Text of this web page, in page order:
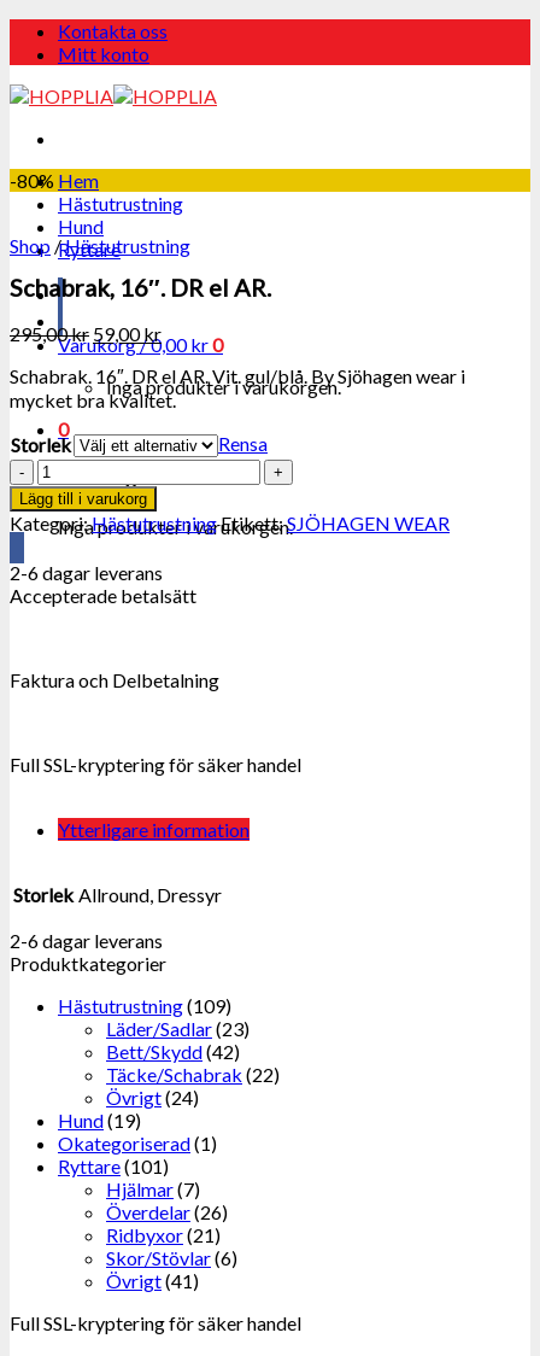
Skip
Kontakta oss
Mitt konto
Hem
Hästutrustning
Hund
Ryttare
Varukorg /0,00kr0
Inga produkter i varukorgen.
0
Inga produkter i varukorgen.
-80%
Shop /Hästutrustning
Schabrak, 16″. DR el AR.
295,00kr 59,00kr
Schabrak. 16″. DR el AR. Vit. gul/blå. By Sjöhagen wear i
mycket bra kvalitet.
Storlek
Rensa
Schabrak,
16".
DR
el
mängd
Lägg till i varukorg
Kategori:HästutrustningEtikett:SJÖHAGEN WEAR
2-6 dagar leverans
Accepterade betalsätt
Faktura och Delbetalning
Full SSL-kryptering för säker handel
Ytterligare information
Storlek Allround, Dressyr
2-6 dagar leverans
Produktkategorier
Hästutrustning(109)
Läder/Sadlar(23)
Bett/Skydd(42)
Täcke/Schabrak (22)
Övrigt(24)
Hund(19)
Okategoriserad(1)
Ryttare(101)
Hjälmar(7)
Överdelar(26)
Ridbyxor(21)
Skor/Stövlar(6)
Övrigt(41)
Full SSL-kryptering för säker handel